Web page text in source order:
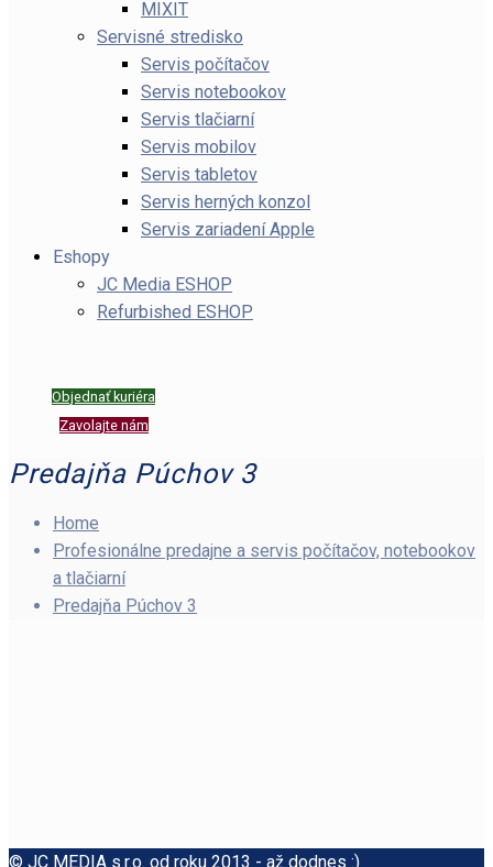
MIXIT
Servisné stredisko
Servis počítačov
Servis notebookov
Servis tlačiarní
Servis mobilov
Servis tabletov
Servis herných konzol
Servis zariadení Apple
Eshopy
JC Media ESHOP
Refurbished ESHOP
Objednať kuriéra
Zavolajte nám
Predajňa Púchov 3
Home
Profesionálne predajne a servis počítačov, notebookov
a tlačiarní
Predajňa Púchov 3
© JC MEDIA s.r.o. od roku 2013 - až dodnes :)